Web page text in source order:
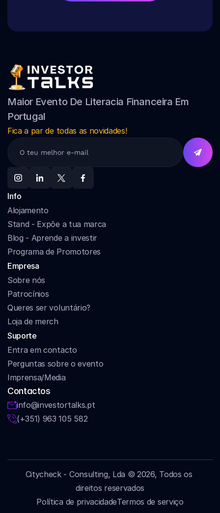
Maior Evento De Literacia Financeira Em
Portugal
Fica a par de todas as novidades!
Info
Alojamento
Stand - Expõe a tua marca
Blog - Aprende a investir
Programa de Promotores
Empresa
Sobre nós
Patrocínios
Queres ser voluntário?
Loja de merch
Suporte
Entra em contacto
Perguntas sobre o evento
Imprensa/Media
Contactos
info@investortalks.pt
(+351) 963 105 582
Citycheck - Consulting, Lda © 2026, Todos os
direitos reservados
Política de privacidadeTermos de serviço